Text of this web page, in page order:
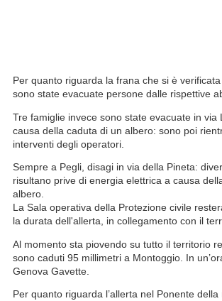
Per quanto riguarda la frana che si è
sono state evacuate persone dalle rispettive
Tre famiglie invece sono state evacuate in via
causa della caduta di un albero: sono poi
interventi degli operatori.
Sempre a Pegli, disagi in via della Pineta:
risultano prive di energia elettrica a causa
albero.
La Sala operativa della Protezione civile
la durata dell'allerta, in collegamento con il
Al momento sta piovendo su tutto il territorio
sono caduti 95 millimetri a Montoggio. In
Genova Gavette.
Per quanto riguarda l’allerta nel Ponente